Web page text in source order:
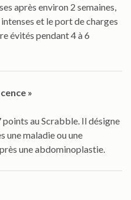
après environ 2 semaines,
et le port de charges
évités pendant 4 à 6
»
points au Scrabble. Il désigne
une maladie ou une
une abdominoplastie.